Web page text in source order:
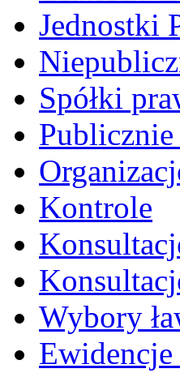
Jednostki
Spółki
Kontrole
Wybory